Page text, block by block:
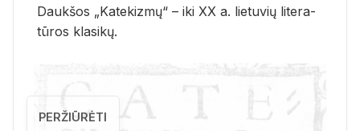
Dauk­šos „Ka­te­kiz­mų“ – iki XX a. lie­tu­vių li­te­ra­
tū­ros kla­si­kų.
PERŽIŪRĖTI